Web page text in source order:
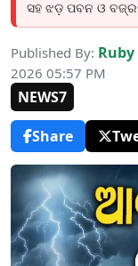
ସହ ଝଡ଼ ପବନ ଓ
Published By: Ruby
2026 05:57 PM
NEWS7
Share